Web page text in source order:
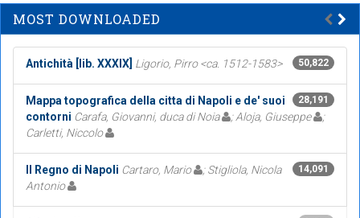
MOST DOWNLOADED
50,822
Antichità [lib. XXXIX] Ligorio, Pirro <ca. 1512-1583>
28,191
Mappa topografica della citta di Napoli e de' suoi
contorni Carafa, Giovanni, duca di Noia ; Aloja, Giuseppe
;
Carletti, Niccolo
14,091
Il Regno di Napoli Cartaro, Mario
; Stigliola, Nicola
Antonio